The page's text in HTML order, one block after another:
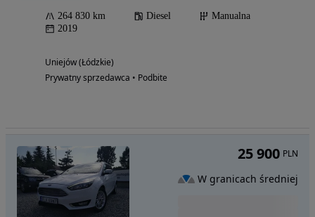
264 830 km Diesel
Manualna
2019
Uniejów (Łódzkie)
Prywatny sprzedawca • Podbite
25 900 PLN
W granicach średniej